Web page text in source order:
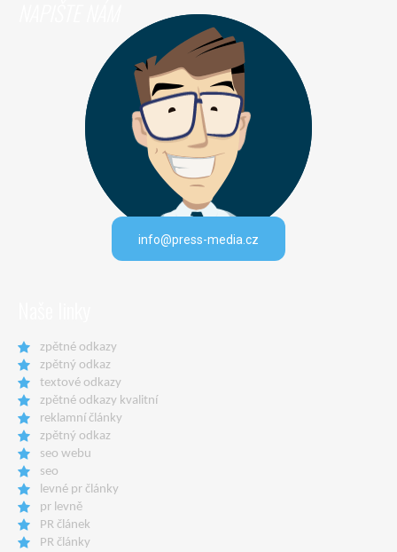
info@press-media.cz
zpětné odkazy
zpětný odkaz
textové odkazy
zpětné odkazy kvalitní
reklamní články
zpětný odkaz
seo webu
seo
levné pr články
pr levně
PR článek
PR články